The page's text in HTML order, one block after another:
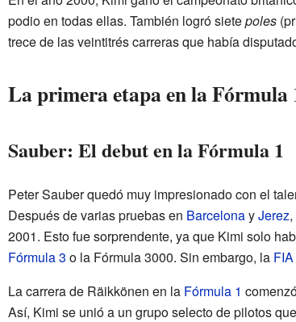
podio en todas ellas. También logró sietepoles
trece de las veintitrés carreras que había
La primera etapa en la Fórmula
Sauber: El debut en la Fórmula 1
Peter Sauber quedó muy impresionado con el
Después de varias pruebas en BarcelonayJerez,
2001. Esto fue sorprendente, ya que Kimi solo
Fórmula 3 o la Fórmula 3000. Sin embargo, la FIA
La carrera de Räikkönen en la Fórmula 1
Así, Kimi se unió a un grupo selecto de pilotos